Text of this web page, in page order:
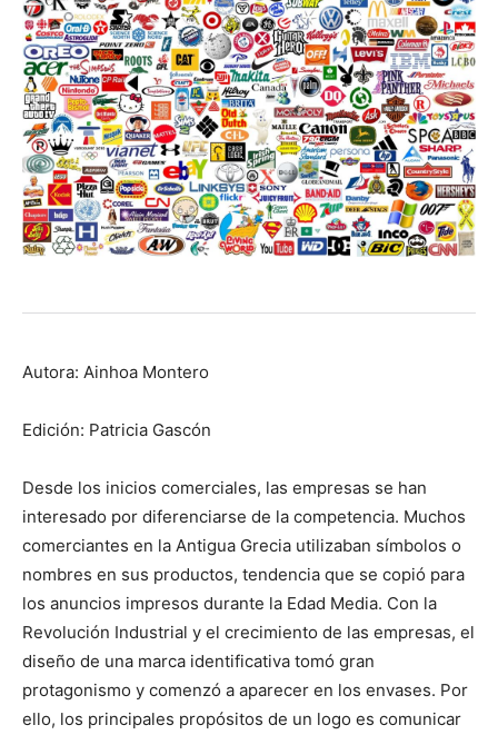
Autora: Ainhoa Montero
Edición: Patricia Gascón
Desde los inicios comerciales, las empresas se han
interesado por diferenciarse de la competencia. Muchos
comerciantes en la Antigua Grecia utilizaban símbolos o
nombres en sus productos, tendencia que se copió para
los anuncios impresos durante la Edad Media. Con la
Revolución Industrial y el crecimiento de las empresas, el
diseño de una marca identificativa tomó gran
protagonismo y comenzó a aparecer en los envases. Por
ello, los principales propósitos de un logo es comunicar